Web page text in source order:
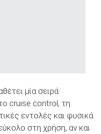
μία σειρά
cruise control, τη
εντολές και φυσικά
στη χρήση, αν και